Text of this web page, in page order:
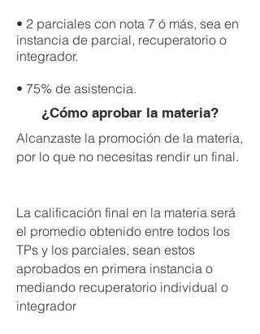
• 2 parciales con nota 7 ó más, sea en
instancia de parcial, recuperatorio o
integrador.
• 75% de asistencia.
¿Cómo aprobar la materia?
Alcanzaste la promoción de la materia,
por lo que no necesitas rendir un final.
La calificación final en la materia será
el promedio obtenido entre todos los
TPs y los parciales, sean estos
aprobados en primera instancia o
mediando recuperatorio individual o
integrador